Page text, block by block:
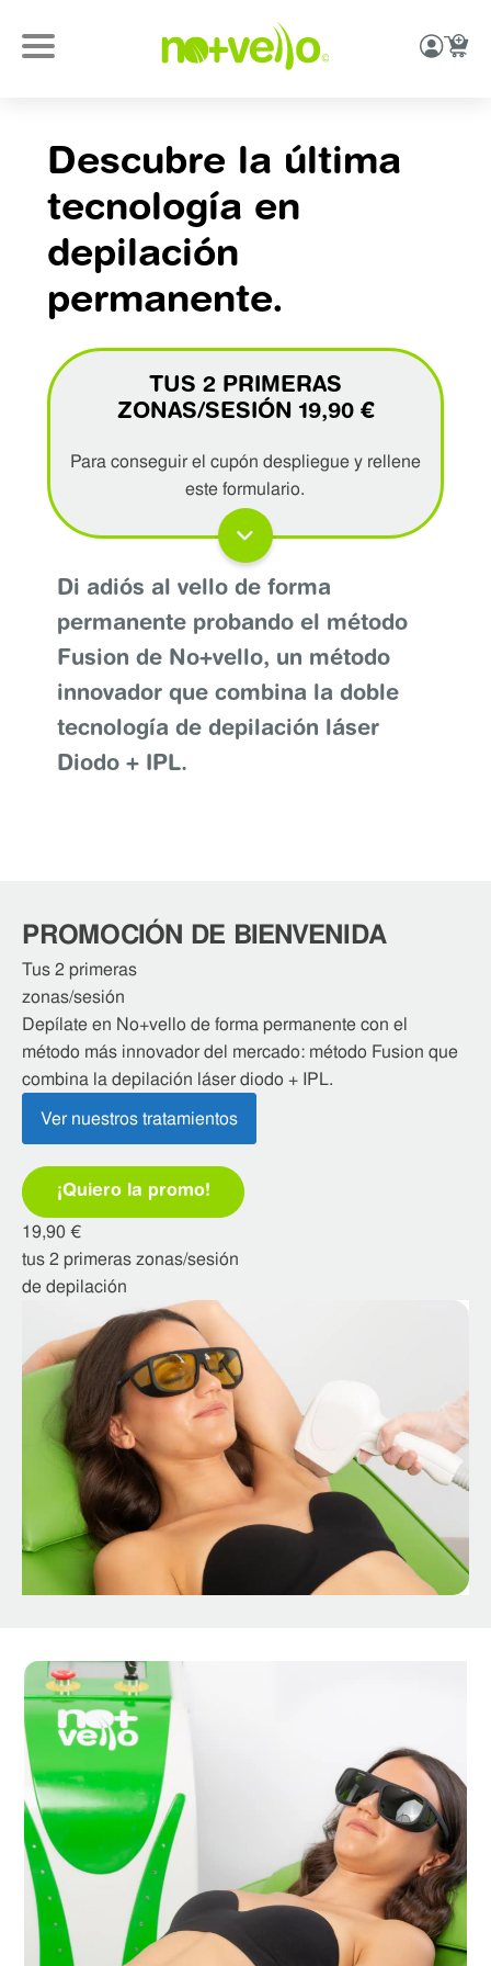
Di adiós al vello de forma
permanente probando el método
Fusion de No+vello, un método
innovador que combina la doble
tecnología de depilación láser
Diodo + IPL.
Descubre la última
tecnología en
depilación
permanente.
TUS 2 PRIMERAS
ZONAS/SESIÓN 19,90 €
Para conseguir el cupón despliegue y rellene
este formulario.
de correo electrónico o medios electrónicos incluido
PROMOCIÓN DE BIENVENIDA
Tus 2 primeras
zonas/sesión
Depílate en No+vello de forma permanente con el
método más innovador del mercado: método Fusion que
combina la depilación láser diodo + IPL.
Ver nuestros tratamientos
¡Quiero la promo!
19,90 €
tus 2 primeras zonas/sesión
de depilación